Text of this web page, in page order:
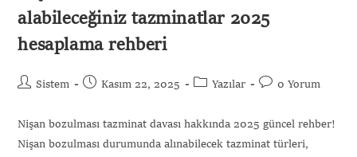
alabileceğiniz tazminatlar 2025
hesaplama rehberi
Sistem Kasım 22, 2025 Yazılar 0 Yorum
Nişan bozulması tazminat davası hakkında 2025 güncel rehber!
Nişan bozulması durumunda alınabilecek tazminat türleri,